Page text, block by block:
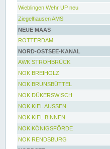
Wieblingen Wehr UP neu
Ziegelhausen AMS
NEUE MAAS
ROTTERDAM
NORD-OSTSEE-KANAL
AWK STROHBRÜCK
NOK BREIHOLZ
NOK BRUNSBÜTTEL
NOK DÜKERSWISCH
NOK KIEL AUSSEN
NOK KIEL BINNEN
NOK KÖNIGSFÖRDE
NOK RENDSBURG